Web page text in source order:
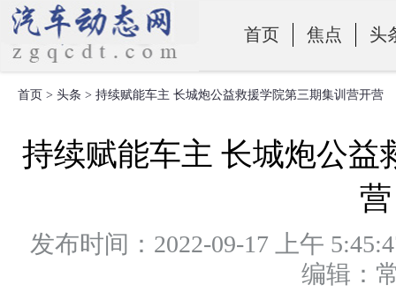
首页 焦点 头
零部件
首页 > 头条 > 持续赋能车主 长城炮公益救援学院第三期集训营开营
持续赋能车主 长城炮公益
营
发布时间：2022-09-17 上午
编辑